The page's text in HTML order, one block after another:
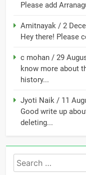
Please add
Amitnayak / 2
Hey there! Please
c mohan / 29
know more about
history...
Jyoti Naik / 11
Good write up
deleting...
Search